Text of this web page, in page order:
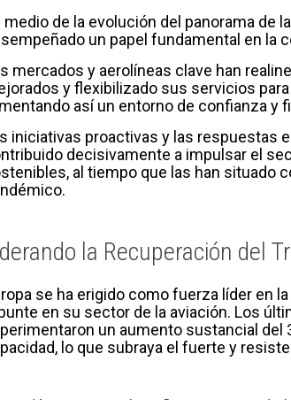
medio de la evolución del panorama de
un papel fundamental en la
mercados y aerolíneas clave han
y flexibilizado sus servicios
así un entorno de confianza y
iniciativas proactivas y las respuestas
decisivamente a impulsar el
al tiempo que las han situado
la Recuperación del
se ha erigido como fuerza líder en
en su sector de la aviación. Los
un aumento sustancial del
lo que subraya el fuerte y